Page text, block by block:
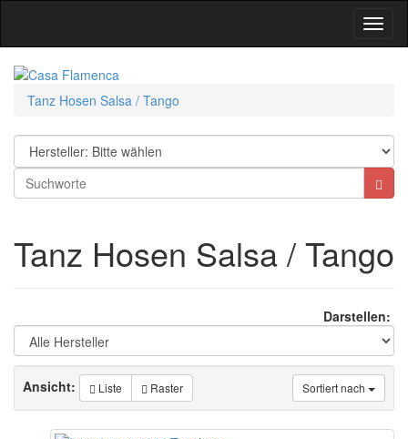
Tanz Hosen Salsa / Tango
Tanz Hosen Salsa / Tango
Darstellen:
Ansicht: Liste Raster Sortiert nach